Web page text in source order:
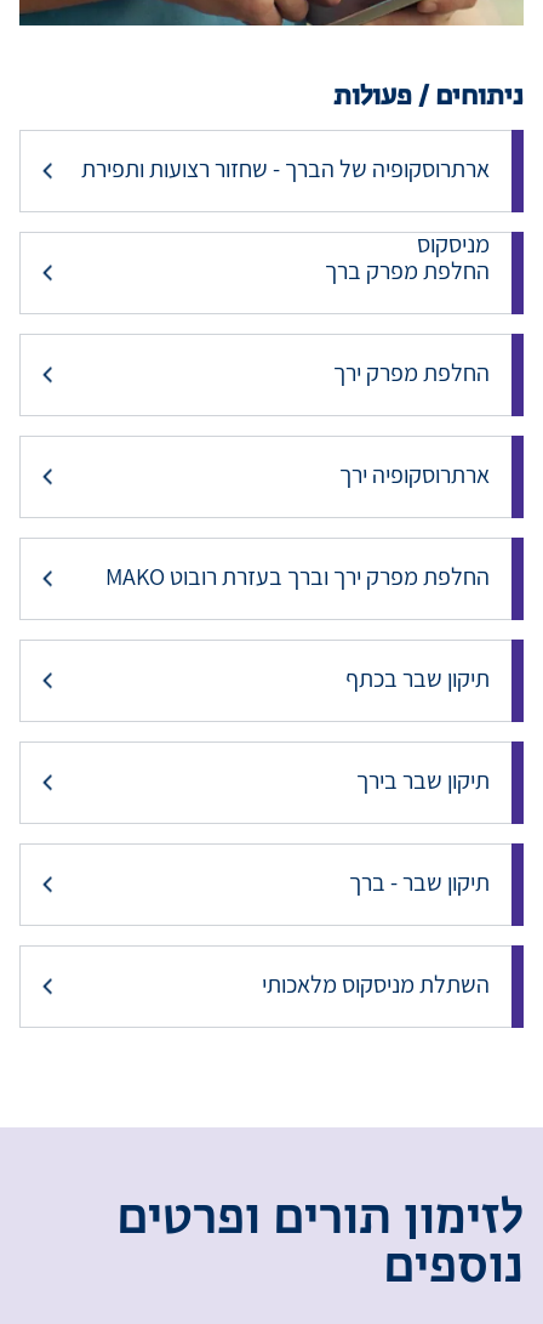
כניסת
שפה / Language
ניתוחים / פעולות
ארתרוסקופיה של הברך - שחזור רצועות ותפירת
מניסקוס
החלפת מפרק ברך
החלפת מפרק ירך
ארתרוסקופיה ירך
החלפת מפרק ירך וברך בעזרת רובוט MAKO
תיקון שבר בכתף
תיקון שבר בירך
תיקון שבר - ברך
השתלת מניסקוס מלאכותי
לזימון תורים ופרטים
נוספים